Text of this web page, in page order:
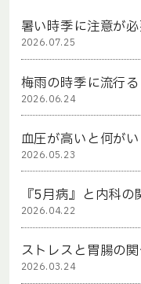
暑い時季に注意が
2026.07.25
梅雨の時季に流行
2026.06.24
血圧が高いと何が
2026.05.23
『5月病』と内科の
2026.04.22
ストレスと胃腸の
2026.03.24